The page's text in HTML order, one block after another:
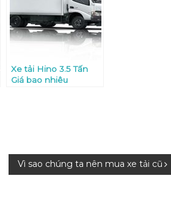
Xe tải Hino 3.5 Tấn
Giá bao nhiêu
Vì sao chúng ta nên mua xe tải cũ